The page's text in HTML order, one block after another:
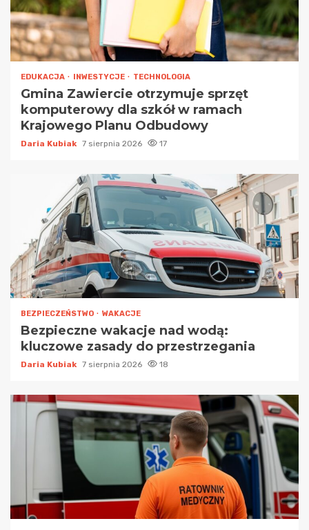
EDUKACJA INWESTYCJE TECHNOLOGIA
Gmina Zawiercie otrzymuje sprzęt
komputerowy dla szkół w ramach
Krajowego Planu Odbudowy
Daria Kubiak 7 sierpnia 2026 17
BEZPIECZEŃSTWO WAKACJE
Bezpieczne wakacje nad wodą:
kluczowe zasady do przestrzegania
Daria Kubiak 7 sierpnia 2026 18